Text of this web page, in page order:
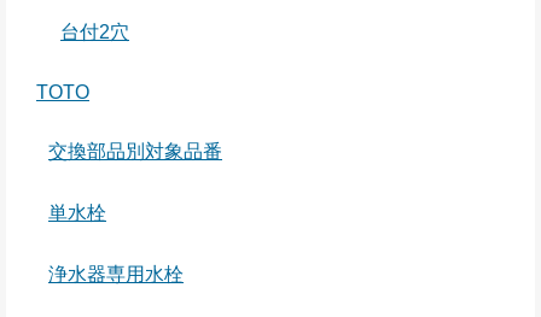
台付2穴
TOTO
交換部品別対象品番
単水栓
浄水器専用水栓